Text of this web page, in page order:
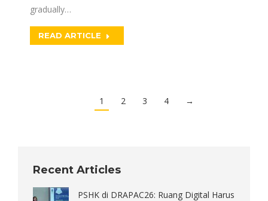
gradually…
READ ARTICLE
1 2 3 4 →
Recent Articles
PSHK di DRAPAC26: Ruang Digital Harus